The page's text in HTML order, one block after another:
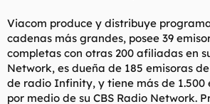
Viacom produce y distribuye
cadenas más grandes, posee 39
completas con otras 200 afiliadas en
Network, es dueña de 185 emisoras
de radio Infinity, y tiene más de 1.500
por medio de su CBS Radio Network.